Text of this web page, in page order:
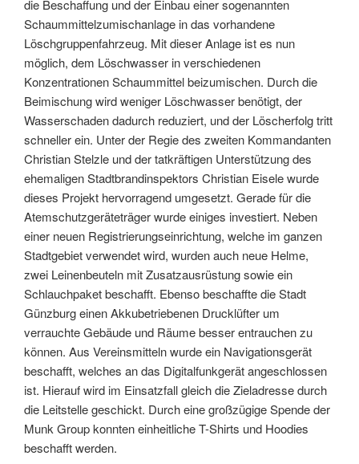
die Beschaffung und der Einbau einer sogenannten
Schaummittelzumischanlage in das vorhandene
Löschgruppenfahrzeug. Mit dieser Anlage ist es nun
möglich, dem Löschwasser in verschiedenen
Konzentrationen Schaummittel beizumischen. Durch die
Beimischung wird weniger Löschwasser benötigt, der
Wasserschaden dadurch reduziert, und der Löscherfolg tritt
schneller ein. Unter der Regie des zweiten Kommandanten
Christian Stelzle und der tatkräftigen Unterstützung des
ehemaligen Stadtbrandinspektors Christian Eisele wurde
dieses Projekt hervorragend umgesetzt. Gerade für die
Atemschutzgeräteträger wurde einiges investiert. Neben
einer neuen Registrierungseinrichtung, welche im ganzen
Stadtgebiet verwendet wird, wurden auch neue Helme,
zwei Leinenbeuteln mit Zusatzausrüstung sowie ein
Schlauchpaket beschafft. Ebenso beschaffte die Stadt
Günzburg einen Akkubetriebenen Drucklüfter um
verrauchte Gebäude und Räume besser entrauchen zu
können. Aus Vereinsmitteln wurde ein Navigationsgerät
beschafft, welches an das Digitalfunkgerät angeschlossen
ist. Hierauf wird im Einsatzfall gleich die Zieladresse durch
die Leitstelle geschickt. Durch eine großzügige Spende der
Munk Group konnten einheitliche T-Shirts und Hoodies
beschafft werden.